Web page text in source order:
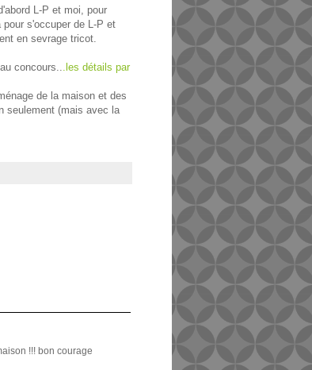
L-P et moi, pour
s'occuper de L-P et
en sevrage tricot.
concours...les détails par
de la maison et des
seulement (mais avec la
!!! bon courage